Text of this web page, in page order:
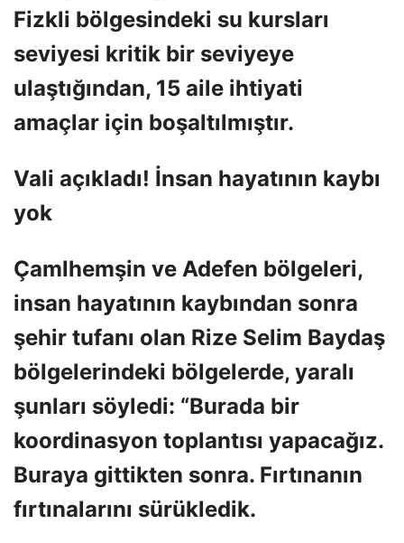
Fizkli bölgesindeki su kursları
seviyesi kritik bir seviyeye
ulaştığından, 15 aile ihtiyati
amaçlar için boşaltılmıştır.
Vali açıkladı! İnsan hayatının kaybı
yok
Çamlhemşin ve Adefen bölgeleri,
insan hayatının kaybından sonra
şehir tufanı olan Rize Selim Baydaş
bölgelerindeki bölgelerde, yaralı
şunları söyledi: “Burada bir
koordinasyon toplantısı yapacağız.
Buraya gittikten sonra. Fırtınanın
fırtınalarını sürükledik.